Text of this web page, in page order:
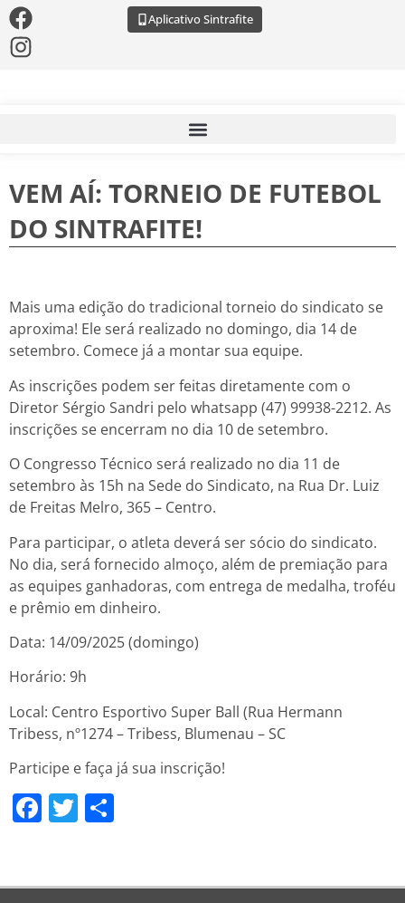
Aplicativo Sintrafite
VEM AÍ: TORNEIO DE FUTEBOL
DO SINTRAFITE!
Mais uma edição do tradicional torneio do sindicato se
aproxima! Ele será realizado no domingo, dia 14 de
setembro. Comece já a montar sua equipe.
As inscrições podem ser feitas diretamente com o
Diretor Sérgio Sandri pelo whatsapp (47) 99938-2212. As
inscrições se encerram no dia 10 de setembro.
O Congresso Técnico será realizado no dia 11 de
setembro às 15h na Sede do Sindicato, na Rua Dr. Luiz
de Freitas Melro, 365 – Centro.
Para participar, o atleta deverá ser sócio do sindicato.
No dia, será fornecido almoço, além de premiação para
as equipes ganhadoras, com entrega de medalha, troféu
e prêmio em dinheiro.
Data: 14/09/2025 (domingo)
Horário: 9h
Local: Centro Esportivo Super Ball (Rua Hermann
Tribess, nº1274 – Tribess, Blumenau – SC
Participe e faça já sua inscrição!
Facebook
Twitter